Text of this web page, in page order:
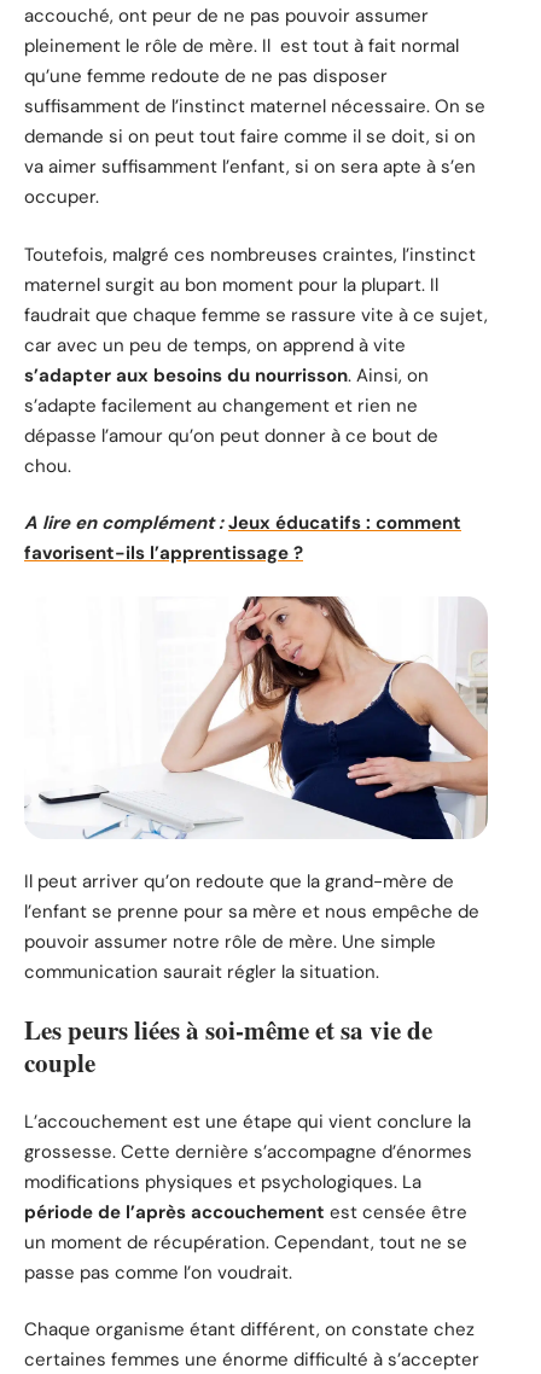
accouché, ont peur de ne pas pouvoir assumer
pleinement le rôle de mère. Il est tout à fait normal
qu’une femme redoute de ne pas disposer
suffisamment de l’instinct maternel nécessaire. On se
demande si on peut tout faire comme il se doit, si on
va aimer suffisamment l’enfant, si on sera apte à s’en
occuper.
Toutefois, malgré ces nombreuses craintes, l’instinct
maternel surgit au bon moment pour la plupart. Il
faudrait que chaque femme se rassure vite à ce sujet,
car avec un peu de temps, on apprend à vite
s’adapter aux besoins du nourrisson. Ainsi, on
s’adapte facilement au changement et rien ne
dépasse l’amour qu’on peut donner à ce bout de
chou.
A lire en complément : Jeux éducatifs : comment
favorisent-ils l’apprentissage ?
Il peut arriver qu’on redoute que la grand-mère de
l’enfant se prenne pour sa mère et nous empêche de
pouvoir assumer notre rôle de mère. Une simple
communication saurait régler la situation.
Les peurs liées à soi-même et sa vie de
couple
L’accouchement est une étape qui vient conclure la
grossesse. Cette dernière s’accompagne d’énormes
modifications physiques et psychologiques. La
période de l’après accouchement est censée être
un moment de récupération. Cependant, tout ne se
passe pas comme l’on voudrait.
Chaque organisme étant différent, on constate chez
certaines femmes une énorme difficulté à s’accepter